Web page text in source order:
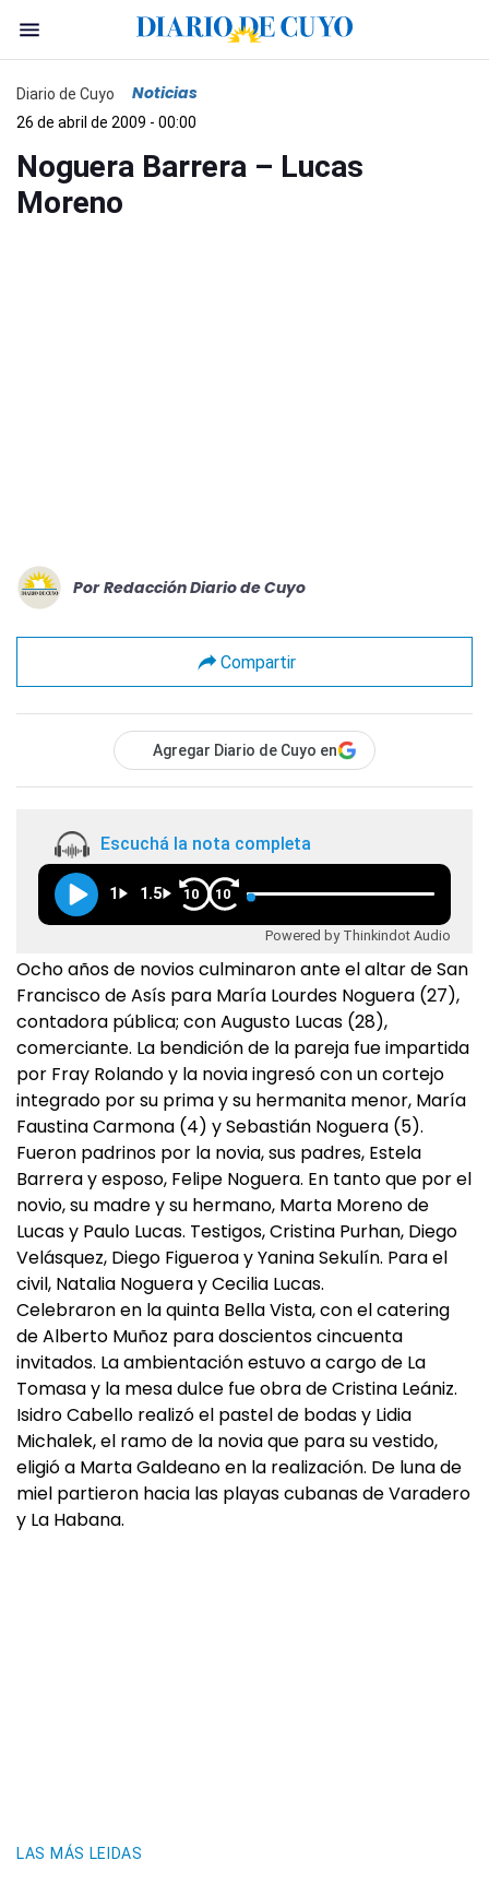
Diario de Cuyo Noticias
26 de abril de 2009 - 00:00
Noguera Barrera – Lucas
Moreno
Por Redacción Diario de Cuyo
Compartir
Agregar Diario de Cuyo en
Escuchá la nota completa
1 1.5 10 10
Powered by Thinkindot Audio
Ocho años de novios culminaron ante el altar de San
Francisco de Asís para María Lourdes Noguera (27),
contadora pública; con Augusto Lucas (28),
comerciante. La bendición de la pareja fue impartida
por Fray Rolando y la novia ingresó con un cortejo
integrado por su prima y su hermanita menor, María
Faustina Carmona (4) y Sebastián Noguera (5).
Fueron padrinos por la novia, sus padres, Estela
Barrera y esposo, Felipe Noguera. En tanto que por el
novio, su madre y su hermano, Marta Moreno de
Lucas y Paulo Lucas. Testigos, Cristina Purhan, Diego
Velásquez, Diego Figueroa y Yanina Sekulín. Para el
civil, Natalia Noguera y Cecilia Lucas.
Celebraron en la quinta Bella Vista, con el catering
de Alberto Muñoz para doscientos cincuenta
invitados. La ambientación estuvo a cargo de La
Tomasa y la mesa dulce fue obra de Cristina Leániz.
Isidro Cabello realizó el pastel de bodas y Lidia
Michalek, el ramo de la novia que para su vestido,
eligió a Marta Galdeano en la realización. De luna de
miel partieron hacia las playas cubanas de Varadero
y La Habana.
LAS MÁS LEIDAS